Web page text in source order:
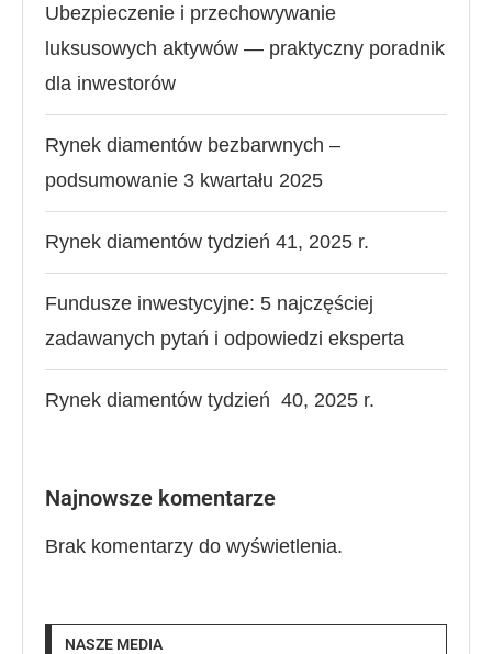
Ubezpieczenie i przechowywanie
luksusowych aktywów — praktyczny poradnik
dla inwestorów
Rynek diamentów bezbarwnych –
podsumowanie 3 kwartału 2025
Rynek diamentów tydzień 41, 2025 r.
Fundusze inwestycyjne: 5 najczęściej
zadawanych pytań i odpowiedzi eksperta
Rynek diamentów tydzień 40, 2025 r.
Najnowsze komentarze
Brak komentarzy do wyświetlenia.
NASZE MEDIA